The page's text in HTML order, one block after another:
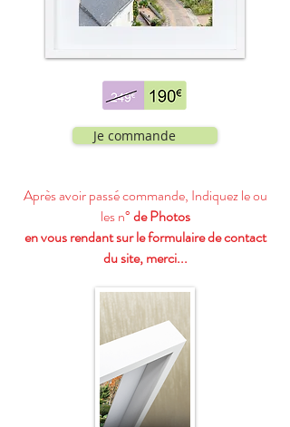
Je commande
Après avoir passé commande, Indiquez le ou
les n°de Photos
en vous rendant sur le formulaire de contact
du site, merci...